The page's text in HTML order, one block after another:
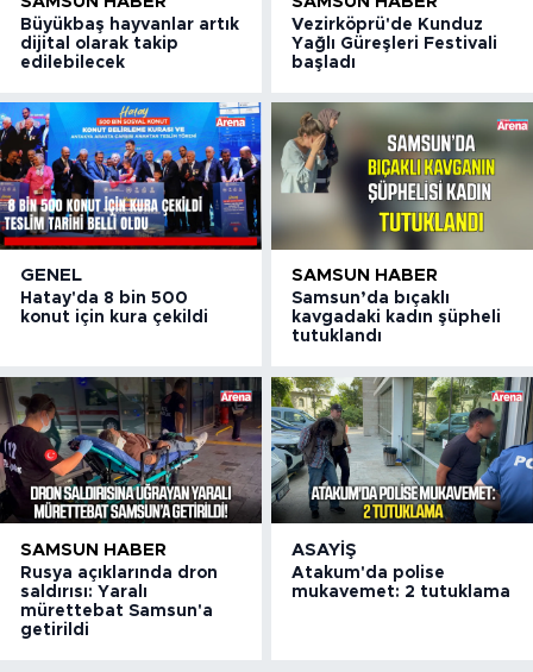
Büyükbaş hayvanlar artık
dijital olarak takip
edilebilecek
Vezirköprü'de Kunduz
Yağlı Güreşleri Festivali
başladı
GENEL
Hatay'da 8 bin 500
konut için kura çekildi
SAMSUN HABER
Samsun’da bıçaklı
kavgadaki kadın şüpheli
tutuklandı
SAMSUN HABER
Rusya açıklarında dron
saldırısı: Yaralı
mürettebat Samsun'a
getirildi
ASAYIŞ
Atakum'da polise
mukavemet: 2 tutuklama